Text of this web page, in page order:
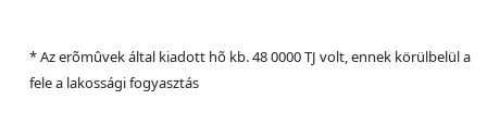
* Az erõmûvek által kiadott hõ kb. 48 0000 TJ volt, ennek körülbelül a
fele a lakossági fogyasztás